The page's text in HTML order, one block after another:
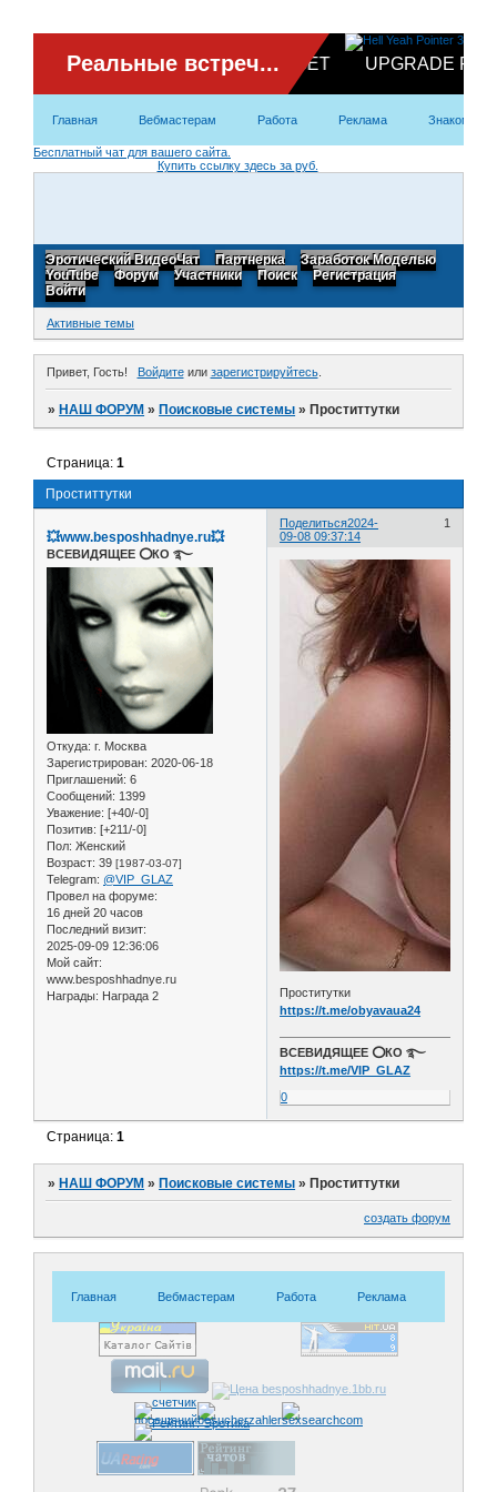
Главная Вебмастерам Работа Реклама Знакомство
Бесплатный чат для вашего сайта.
Купить ссылку здесь за руб.
Эротический ВидеоЧат Партнерка
Заработок Моделью
YouTube
Форум Участники Поиск
Регистрация
Войти
Активные темы
Привет, Гость! Войдитеили зарегистрируйтесь.
»НАШ ФОРУМ »Поисковые системы »Проститтутки
Проститтутки
Страница:1
Поделиться 1
2024-
09-08 09:37:14
💥www.besposhhadnye.ru💥
ВСЕВИДЯЩЕЕ ⭕️КО ࿐
Откуда: г. Москва
Зарегистрирован: 2020-06-18
Приглашений: 6
Сообщений: 1399
Уважение: [+40/-0]
Позитив: [+211/-0]
Пол: Женский
Возраст: 39 [1987-03-07]
Telegram: @VIP_GLAZ
Провел на форуме:
16 дней 20 часов
Последний визит:
2025-09-09 12:36:06
Мой сайт:
www.besposhhadnye.ru
Награды: Награда 2
Проститутки
https://t.me/obyavaua24
ВСЕВИДЯЩЕЕ ⭕️КО ࿐
https://t.me/VIP_GLAZ
0
Страница:1
»НАШ ФОРУМ »Поисковые системы »Проститтутки
создать форум
ВидеоЧат
Партнерка
Контакты
Главная Вебмастерам Работа Реклама